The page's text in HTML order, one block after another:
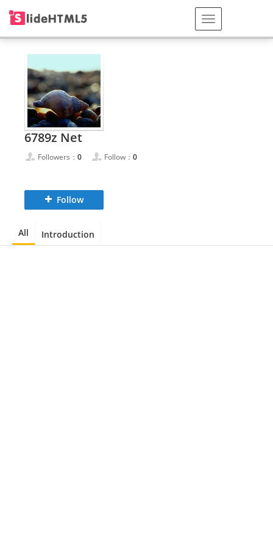
6789z Net
Followers： 0 Follow： 0
Follow
All Introduction